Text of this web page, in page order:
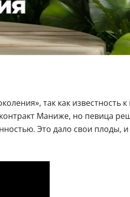
так как известность
Маниже, но певица
Это дало свои плоды,